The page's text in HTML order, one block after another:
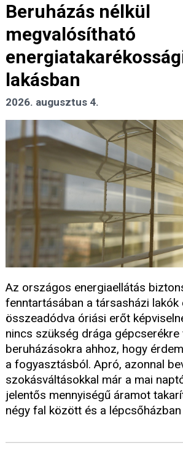
Beruházás nélkül
megvalósítható
lakásban
2026. augusztus 4.
Az országos energiaellátás
fenntartásában a társasházi lakók
összeadódva óriási erőt
nincs szükség drága gépcserékre
beruházásokra ahhoz, hogy
a fogyasztásból. Apró, azonnal
szokásváltásokkal már a mai
jelentős mennyiségű áramot
négy fal között és a